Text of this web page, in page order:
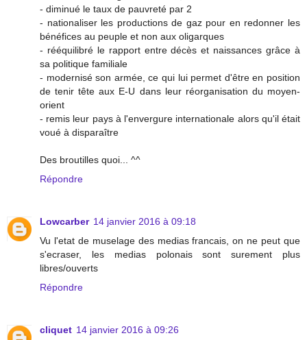
- diminué le taux de pauvreté par 2
- nationaliser les productions de gaz pour en redonner les
bénéfices au peuple et non aux oligarques
- rééquilibré le rapport entre décès et naissances grâce à
sa politique familiale
- modernisé son armée, ce qui lui permet d'être en position
de tenir tête aux E-U dans leur réorganisation du moyen-
orient
- remis leur pays à l'envergure internationale alors qu'il était
voué à disparaître
Des broutilles quoi... ^^
Répondre
Lowcarber 14 janvier 2016 à 09:18
Vu l'etat de muselage des medias francais, on ne peut que
s'ecraser, les medias polonais sont surement plus
libres/ouverts
Répondre
cliquet 14 janvier 2016 à 09:26